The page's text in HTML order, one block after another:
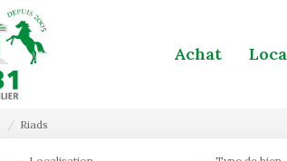
Achat
Riads